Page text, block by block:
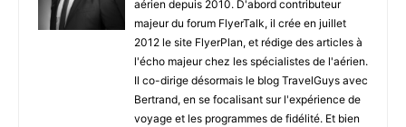
aérien depuis 2010. D'abord contributeur
majeur du forum FlyerTalk, il crée en juillet
2012 le site FlyerPlan, et rédige des articles à
l'écho majeur chez les spécialistes de l'aérien.
Il co-dirige désormais le blog TravelGuys avec
Bertrand, en se focalisant sur l'expérience de
voyage et les programmes de fidélité. Et bien